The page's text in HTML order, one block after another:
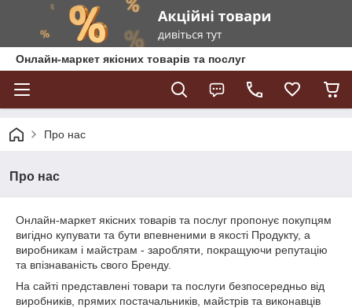
Онлайн-маркет якісних товарів та послуг
Про нас
Про нас
Онлайн-маркет якісних товарів та послуг пропонує покупцям
вигідно купувати та бути впевненими в якості Продукту, а
виробникам і майстрам - заробляти, покращуючи репутацію
та впізнаваність свого Бренду.
На сайті представлені товари та послуги безпосередньо від
виробників, прямих постачальників, майстрів та виконавців